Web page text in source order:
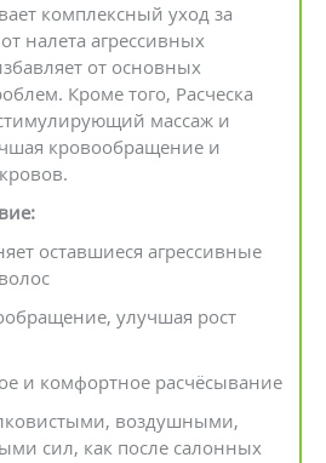
комплексный уход за
налета агрессивных
от основных
Кроме того, Расческа
массаж и
кровообращение и
оставшиеся агрессивные
улучшая рост
и комфортное расчёсывание
воздушными,
сил, как после салонных